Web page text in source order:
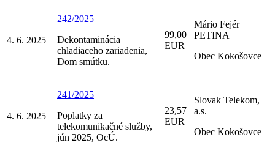
4. 6. 2025
242/2025
Dekontaminácia
chladiaceho zariadenia,
Dom smútku.
99,00
EUR
Mário Fejér
PETINA
Obec Kokošovce
4. 6. 2025
241/2025
Poplatky za
telekomunikačné služby,
jún 2025, OcÚ.
23,57
EUR
Slovak Telekom,
a.s.
Obec Kokošovce